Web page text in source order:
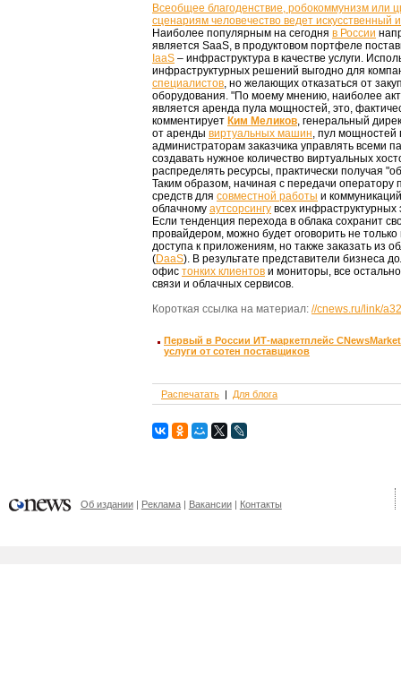
Всеобщее благоденствие, робокоммунизм или
сценариям человечество ведет искусственный
Наиболее популярным на сегодня в России
является SaaS, в продуктовом портфеле
IaaS – инфраструктура в качестве услуги.
инфраструктурных решений выгодно для
специалистов , но желающих отказаться от
оборудования. "По моему мнению, наиболее
является аренда пула мощностей, это,
комментирует Ким Меликов , генеральный
от аренды виртуальных машин , пул
администраторам заказчика управлять всеми
создавать нужное количество виртуальных
распределять ресурсы, практически получая
Таким образом, начиная с передачи оператору
средств для совместной работы и
облачному аутсорсингу всех
Если тенденция перехода в облака сохранит
провайдером, можно будет оговорить не только
доступа к приложениям, но также заказать из
(DaaS). В результате представители бизнеса
офис тонких клиентов и мониторы, все
связи и облачных сервисов.
Короткая ссылка на материал: //cnews.ru/link/
Первый в России ИТ-маркетплейс
услуги от сотен поставщиков
Распечатать Для блога
Об издании Реклама Вакансии Контакты